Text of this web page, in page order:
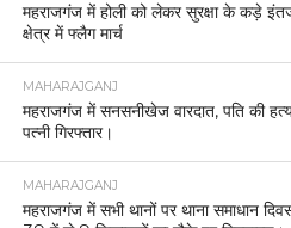
महराजगंज में होली को लेकर सुरक्षा के कड़े
क्षेत्र में फ्लैग मार्च
MAHARAJGANJ
महराजगंज में सनसनीखेज वारदात, पति की
पत्नी गिरफ्तार।
MAHARAJGANJ
महराजगंज में सभी थानों पर थाना समाधान